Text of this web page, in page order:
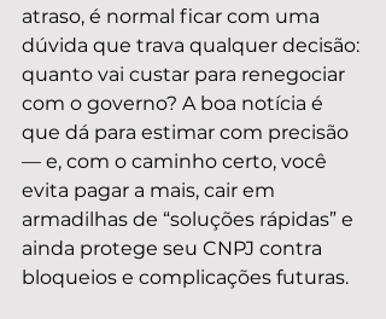
atraso, é normal ficar com uma
dúvida que trava qualquer decisão:
quanto vai custar para renegociar
com o governo? A boa notícia é
que dá para estimar com precisão
— e, com o caminho certo, você
evita pagar a mais, cair em
armadilhas de “soluções rápidas” e
ainda protege seu CNPJ contra
bloqueios e complicações futuras.